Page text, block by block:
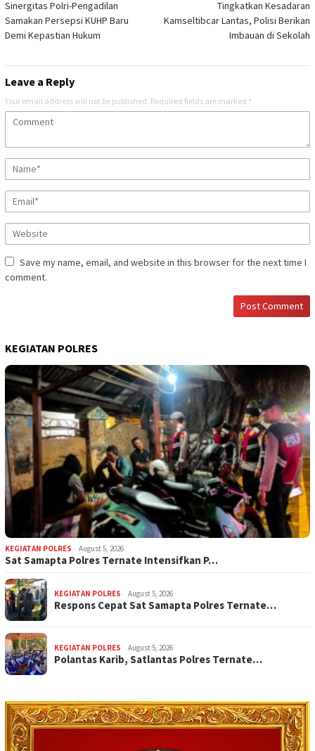
navigation
Sinergitas Polri-Pengadilan
Samakan Persepsi KUHP Baru
Demi Kepastian Hukum
Tingkatkan Kesadaran
Kamseltibcar Lantas, Polisi Berikan
Imbauan di Sekolah
Leave a Reply
Your email address will not be published. Required fields are marked *
Save my name, email, and website in this browser for the next time I
comment.
KEGIATAN POLRES
KEGIATAN POLRES August 5, 2026
Sat Samapta Polres Ternate Intensifkan P…
KEGIATAN POLRES August 5, 2026
Respons Cepat Sat Samapta Polres Ternate…
KEGIATAN POLRES August 5, 2026
Polantas Karib, Satlantas Polres Ternate…